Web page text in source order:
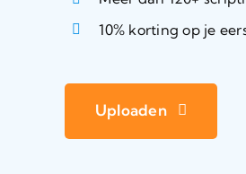
10% korting op je
Uploaden